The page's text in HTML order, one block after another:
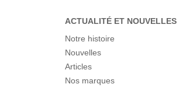
ACTUALITÉ ET NOUVELLES
Notre histoire
Nouvelles
Articles
Nos marques